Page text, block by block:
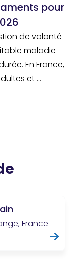
pour
de volonté
maladie
En France,
et ...
France